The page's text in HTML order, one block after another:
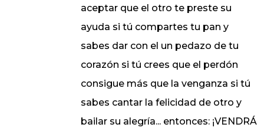
aceptar que el otro te preste su
ayuda si tú compartes tu pan y
sabes dar con el un pedazo de tu
corazón si tú crees que el perdón
consigue más que la venganza si tú
sabes cantar la felicidad de otro y
bailar su alegría... entonces: ¡VENDRÁ